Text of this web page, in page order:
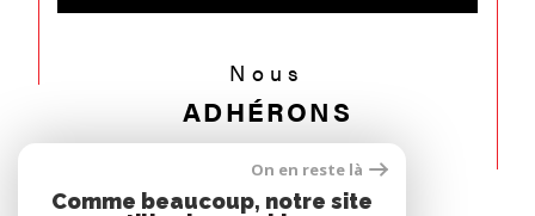
Nous
ADHÉRONS
On en reste là
Comme beaucoup, notre site